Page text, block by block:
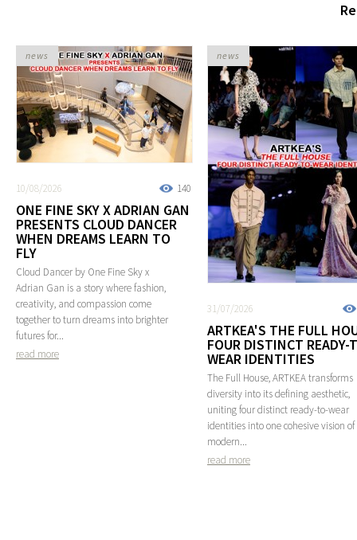
140
10/08/2026
ONE FINE SKY X ADRIAN GAN
PRESENTS CLOUD DANCER
WHEN DREAMS LEARN TO
FLY
Cloud Dancer by One Fine Sky x
Adrian Gan is a story where fashion,
creativity, and compassion come
together to turn dreams into brighter
futures for...
read more
news
31/07/2026
ARTKEA'S THE FULL
FOUR DISTINCT READY-
WEAR IDENTITIES
The Full House, ARTKEA transforms
diversity into its defining aesthetic,
uniting four distinct ready-to-wear
identities into one cohesive vision of
modern...
read more
news